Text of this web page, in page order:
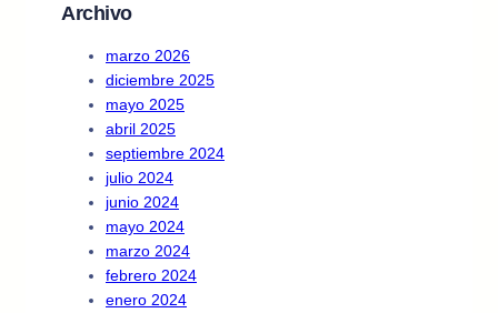
Archivo
marzo 2026
diciembre 2025
mayo 2025
abril 2025
septiembre 2024
julio 2024
junio 2024
mayo 2024
marzo 2024
febrero 2024
enero 2024